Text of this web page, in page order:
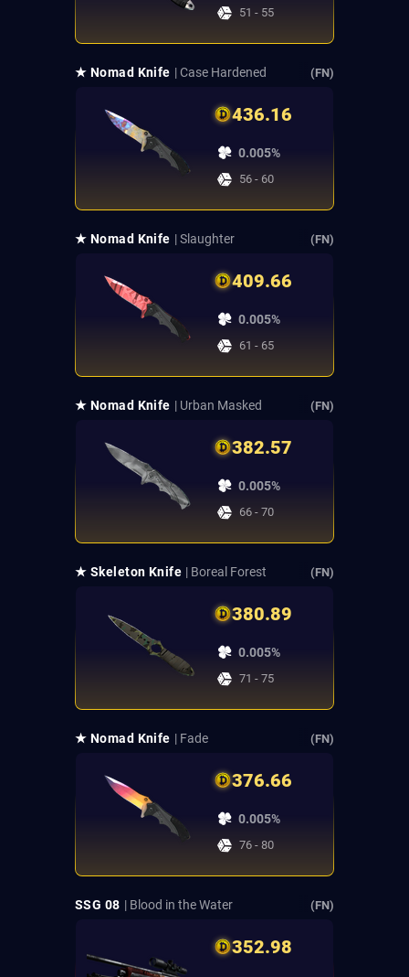
51 - 55
★ Nomad Knife | Case Hardened (FN)
436.16
0.005%
56 - 60
★ Nomad Knife | Slaughter (FN)
409.66
0.005%
61 - 65
★ Nomad Knife | Urban Masked (FN)
382.57
0.005%
66 - 70
★ Skeleton Knife | Boreal Forest (FN)
380.89
0.005%
71 - 75
★ Nomad Knife | Fade (FN)
376.66
0.005%
76 - 80
SSG 08 | Blood in the Water (FN)
352.98